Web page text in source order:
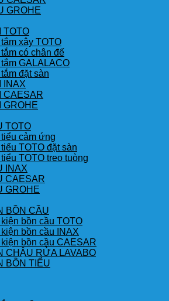
GROHE
TOTO
xây TOTO
có chân đế
tắm GALALACO
đặt sàn
INAX
CAESAR
GROHE
TOTO
tiểu cảm ứng
TOTO đặt sàn
TOTO treo tuòng
INAX
CAESAR
GROHE
BỒN CẦU
kiện bồn cầu TOTO
kiện bồn cầu INAX
kiện bồn cầu CAESAR
CHẬU RỬA LAVABO
BỒN TIỂU